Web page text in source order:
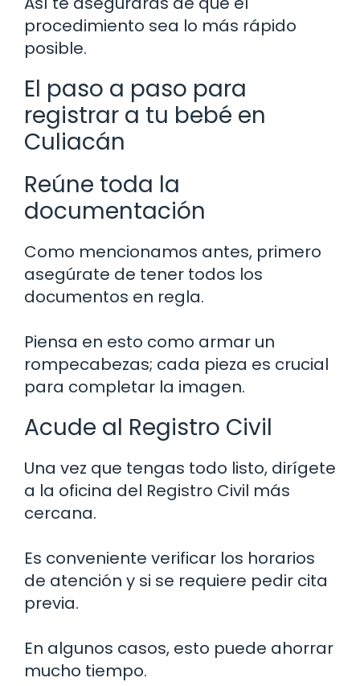
procedimiento sea lo más rápido
posible.
El paso a paso para
registrar a tu bebé en
Culiacán
Reúne toda la
documentación
Como mencionamos antes, primero
asegúrate de tener todos los
documentos en regla.
Piensa en esto como armar un
rompecabezas; cada pieza es crucial
para completar la imagen.
Acude al Registro Civil
Una vez que tengas todo listo, dirígete
a la oficina del Registro Civil más
cercana.
Es conveniente verificar los horarios
de atención y si se requiere pedir cita
previa.
En algunos casos, esto puede ahorrar
mucho tiempo.